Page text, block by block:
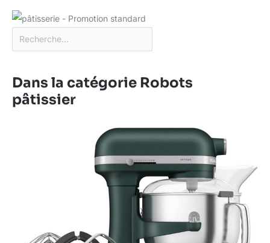
Dans la catégorie Robots
pâtissier